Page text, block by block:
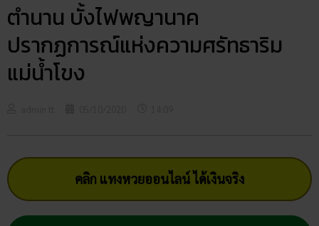
ตำนาน บั้งไฟพญานาค​
ปรากฏการณ์แห่งความศรัทธาริม
แม่น้ำโขง
คลิก แทงหวยออนไลน์ ได้เงินจริง